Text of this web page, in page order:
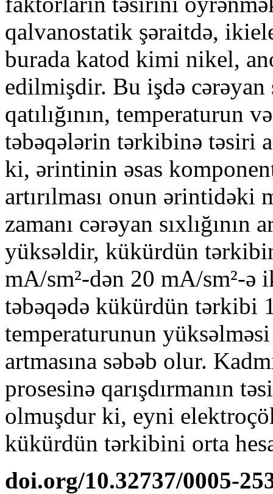
qalvanostatik şəraitdə,
burada katod kimi nikel,
edilmişdir. Bu işdə cərəyan
qatılığının, temperaturun
təbəqələrin tərkibinə təsiri
ki, ərintinin əsas
artırılması onun ərintidəki
zamanı cərəyan
yüksəldir, kükürdün
mA/sm²-dən 20 mA/sm²-ə
təbəqədə kükürdün tərkibi
temperaturunun
artmasına səbəb olur.
prosesinə qarışdırmanın
olmuşdur ki, eyni
kükürdün tərkibini orta
doi.org/10.32737/0005-